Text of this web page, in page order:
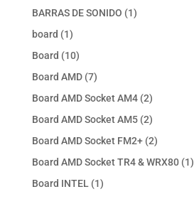
BARRAS DE SONIDO 11
board 11
producto
Board 1010
productos
Board AMD 77
productos
Board AMD Socket AM4 22
productos
Board AMD Socket AM5 22
productos
Board AMD Socket FM2+ 22
productos
Board AMD Socket TR4 & WRX80 11
Board INTEL 11